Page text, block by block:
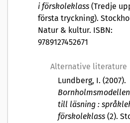
i förskoleklass (Tredje
första tryckning).
Natur & kultur. ISBN:
9789127452671
Alternative literature
Lundberg, I. (2007).
till läsning :
förskoleklass (2).